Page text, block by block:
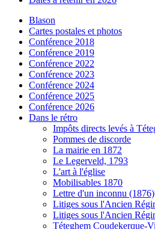
Blason
Cartes postales et photos
Conférence 2018
Conférence 2019
Conférence 2022
Conférence 2023
Conférence 2024
Conférence 2025
Conférence 2026
Dans le rétro
Impôts directs levés à
Pommes de discorde
La mairie en 1872
Le Legerveld, 1793
L'art à l'église
Mobilisables 1870
Lettre d'un inconnu (1876)
Litiges sous l'Ancien
Litiges sous l'Ancien
Téteghem Coudekerque-